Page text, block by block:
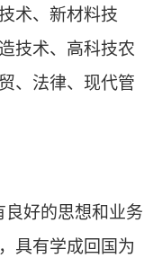
术、新材料技
技术、高科技农
、法律、现代管
好的思想和业务
具有学成回国为